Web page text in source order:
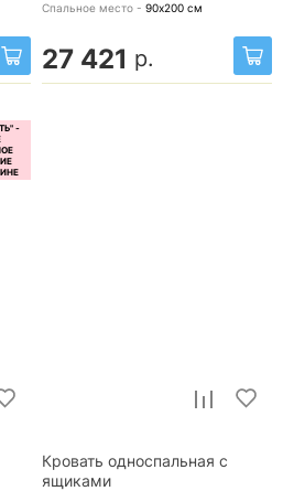
Спальное место - 90х200 см
27 421 р.
Кровать односпальная с
ящиками